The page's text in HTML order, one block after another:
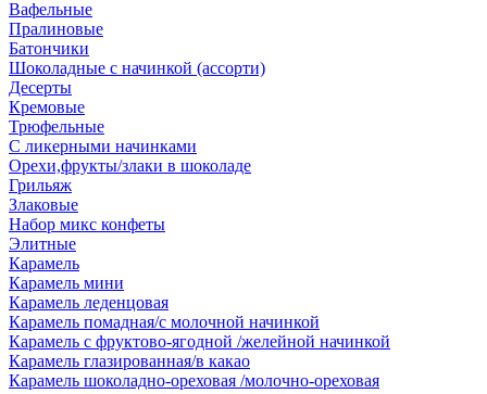
Вафельные
Пралиновые
Батончики
Шоколадные с начинкой (ассорти)
Десерты
Кремовые
Трюфельные
С ликерными начинками
Орехи,фрукты/злаки в шоколаде
Грильяж
Злаковые
Набор микс конфеты
Элитные
Карамель
Карамель мини
Карамель леденцовая
Карамель помадная/с молочной начинкой
Карамель с фруктово-ягодной /желейной начинкой
Карамель глазированная/в какао
Карамель шоколадно-ореховая /молочно-ореховая